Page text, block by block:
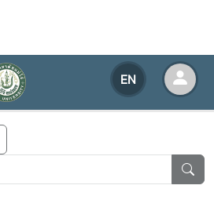
EN